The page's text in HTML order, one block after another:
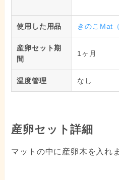
幼
使用した用品 きのこMat
産卵セット期
間
1ヶ月
温度管理 なし
産卵セット詳細
マットの中に産卵木を入れ